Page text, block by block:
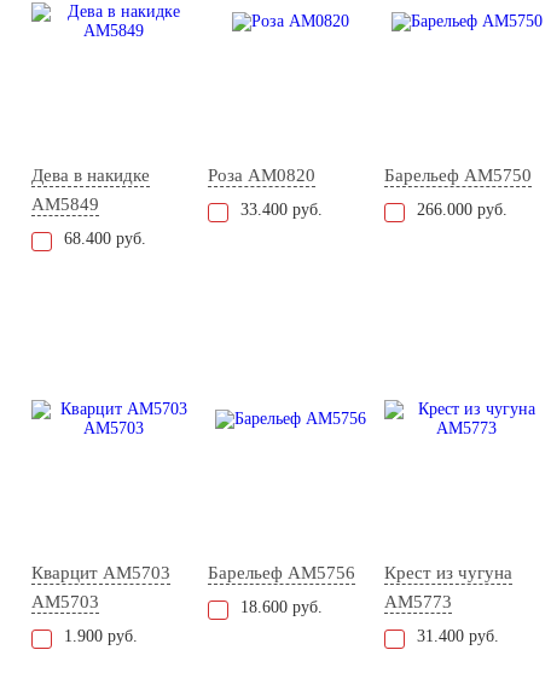
Дева в накидке
AM5849
68.400 руб.
Роза AM0820
33.400 руб.
Барельеф AM5750
266.000 руб.
Кварцит АМ5703
AM5703
1.900 руб.
Барельеф AM5756
18.600 руб.
Крест из чугуна
AM5773
31.400 руб.